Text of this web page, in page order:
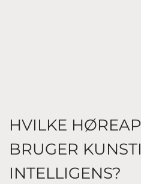
HVILKE
BRUGER
INTELLIGENS?